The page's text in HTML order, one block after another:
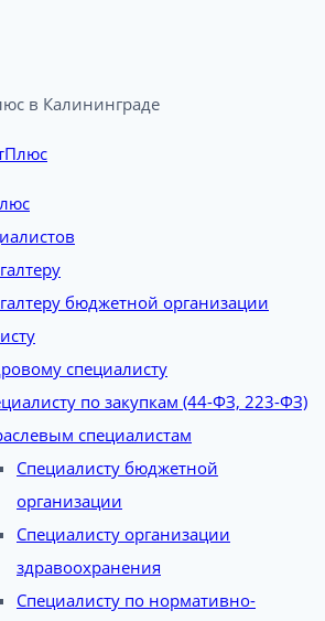
в Калининграде​
бюджетной организации
специалисту
по закупкам (44-ФЗ, 223-ФЗ)
специалистам
Специалисту бюджетной
организации
Специалисту организации
здравоохранения
Специалисту по нормативно-